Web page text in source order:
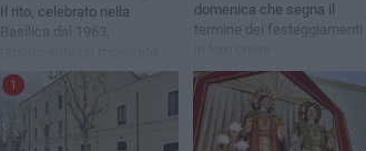
Il rito, celebrato nella
Basilica dal 1963,
particolarmente significativo
per la comunità religiosa
domenica che segna il
termine dei festeggiamenti
1